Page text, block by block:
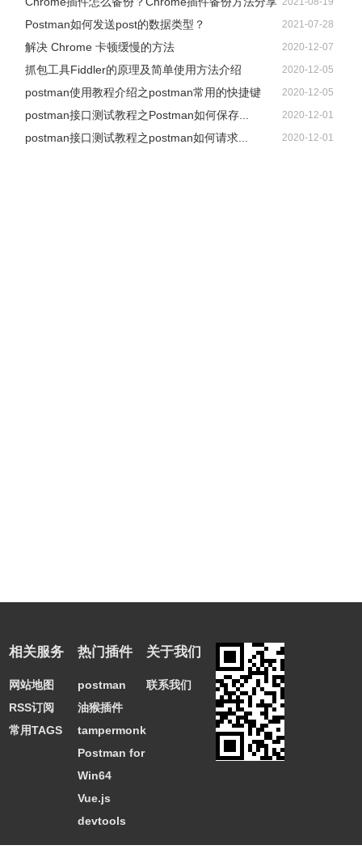
首次运行会提示下载中文语言文件，选择“是”即可。
以下附件到Languages文件夹 再到界面菜单中选择“简体中
文”使之生效。在IDM菜单-下载-选项-连接-默认最大连接数-
设置为1
5、如何进行备份IDM设置？
很多朋友都问我，每次重装系统后都要把IDM重新设置一遍
很麻烦。问我怎么备份IDM的设置。其实IDM的设置是保存
在注册表的，只要我们把注册表导出。重装系统后再导入注
册就行了。
Postman如何发送post的数据类型？ 2021-07-28
解决 Chrome 卡顿缓慢的方法 2020-12-07
抓包工具Fiddler的原理及简单使用方法介绍 2020-12-05
postman使用教程介绍之postman常用的快捷键 2020-12-05
postman接口测试教程之Postman如何保存... 2020-12-01
postman接口测试教程之postman如何请求... 2020-12-01
相关服务
网站地图
RSS订阅
常用TAGS
热门插件
postman
油猴插件
tampermonkey
Postman for
Win64
Vue.js
devtools
关于我们
联系我们